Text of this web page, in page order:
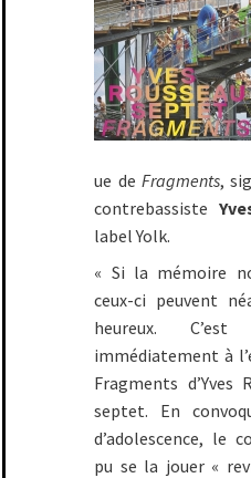
ue de Fragments,
contrebassiste
label Yolk.
« Si la mémoire
ceux-ci peuvent
heureux.
immédiatement à
Fragments d’Yves
septet. En
d’adolescence, le
pu se la jouer «